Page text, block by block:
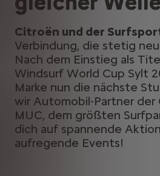
Citroën und der
Verbindung, die stetig
Nach dem Einstieg als
Windsurf World Cup Sylt
Marke nun die nächste
wir Automobil-Partner der
MUC, dem größten
dich auf spannende
aufregende Events!